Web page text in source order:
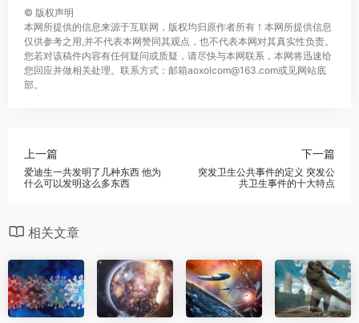
© 版权声明
本网所提供的信息来源于互联网，版权均归原作者所有！本网所提供信息
仅供参考之用,并不代表本网赞同其观点，也不代表本网对其真实性负责。
您若对该稿件内容有任何疑问或质疑，请尽快与本网联系，本网将迅速给
您回应并做相关处理。联系方式：邮箱aoxolcom@163.com或见网站底
部。
上一篇
爱迪生一共发明了几种东西 他为
什么可以发明这么多东西
下一篇
突发卫生公共事件的定义 突发公
共卫生事件的十大特点
相关文章